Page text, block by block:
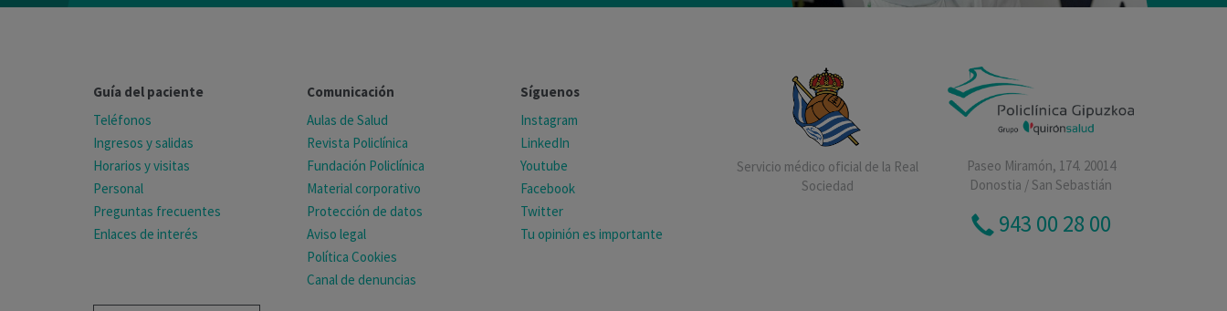
Guía del paciente
Teléfonos
Ingresos y salidas
Horarios y visitas
Personal
Preguntas frecuentes
Enlaces de interés
Comunicación
Aulas de Salud
Revista Policlínica
Fundación Policlínica
Material corporativo
Protección de datos
Aviso legal
Política Cookies
Canal de denuncias
Síguenos
Instagram
LinkedIn
Youtube
Facebook
Twitter
Tu opinión es importante
Servicio médico oficial de la Real
Sociedad
Paseo Miramón, 174. 20014
Donostia / San Sebastián
943 00 28 00